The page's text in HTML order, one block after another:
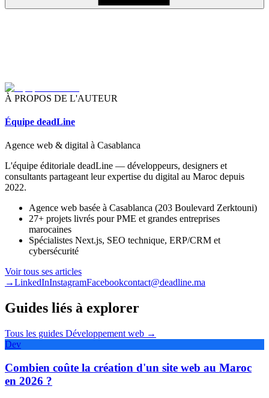
À PROPOS DE L'AUTEUR
Équipe deadLine
Agence web & digital à Casablanca
L'équipe éditoriale deadLine — développeurs, designers et
consultants partageant leur expertise du digital au Maroc depuis
2022.
Agence web basée à Casablanca (203 Boulevard Zerktouni)
27+ projets livrés pour PME et grandes entreprises
marocaines
Spécialistes Next.js, SEO technique, ERP/CRM et
cybersécurité
Voir tous ses articles
→LinkedInInstagramFacebookcontact@deadline.ma
Guides liés à explorer
Tous les guides Développement web →
Dev
Combien coûte la création d'un site web au Maroc
en 2026 ?